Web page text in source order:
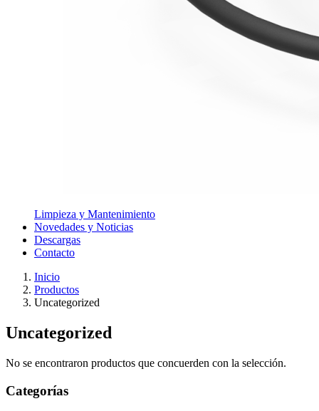
Limpieza y Mantenimiento
Novedades y Noticias
Descargas
Contacto
Inicio
Productos
Uncategorized
Uncategorized
No se encontraron productos que concuerden con la selección.
Categorías